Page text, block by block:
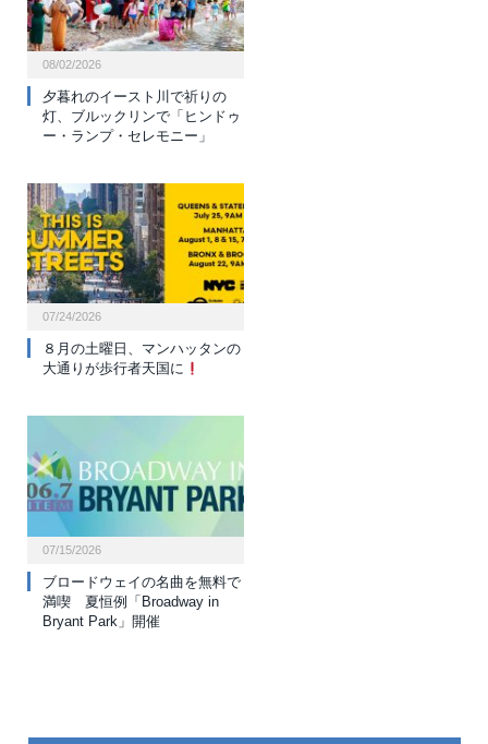
08/02/2026
夕暮れのイースト川で祈りの
灯、ブルックリンで「ヒンドゥ
ー・ランプ・セレモニー」
07/24/2026
８月の土曜日、マンハッタンの
大通りが歩行者天国に
07/15/2026
ブロードウェイの名曲を無料で
満喫 夏恒例「Broadway in
Bryant Park」開催